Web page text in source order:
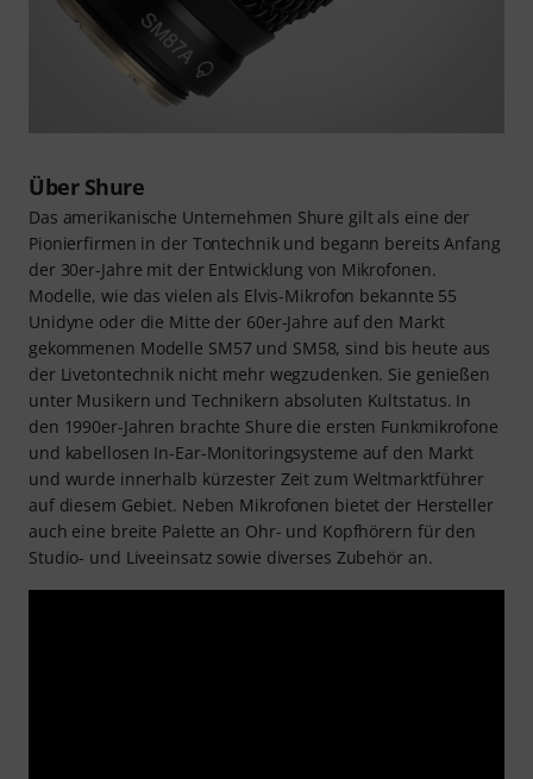
Über Shure
Das amerikanische Unternehmen Shure gilt als eine der
Pionierfirmen in der Tontechnik und begann bereits Anfang
der 30er-Jahre mit der Entwicklung von Mikrofonen.
Modelle, wie das vielen als Elvis-Mikrofon bekannte 55
Unidyne oder die Mitte der 60er-Jahre auf den Markt
gekommenen Modelle SM57 und SM58, sind bis heute aus
der Livetontechnik nicht mehr wegzudenken. Sie genießen
unter Musikern und Technikern absoluten Kultstatus. In
den 1990er-Jahren brachte Shure die ersten Funkmikrofone
und kabellosen In-Ear-Monitoringsysteme auf den Markt
und wurde innerhalb kürzester Zeit zum Weltmarktführer
auf diesem Gebiet. Neben Mikrofonen bietet der Hersteller
auch eine breite Palette an Ohr- und Kopfhörern für den
Studio- und Liveeinsatz sowie diverses Zubehör an.